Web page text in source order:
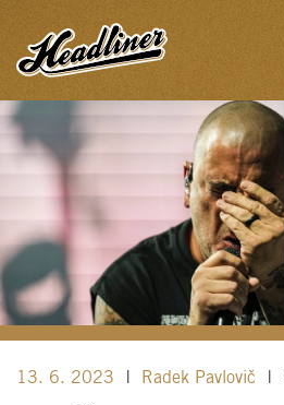
13. 6. 2023 Radek Pavlovič